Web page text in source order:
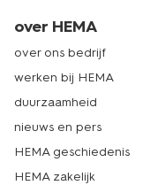
over HEMA
over ons bedrijf
werken bij HEMA
duurzaamheid
nieuws en pers
HEMA geschiedenis
HEMA zakelijk